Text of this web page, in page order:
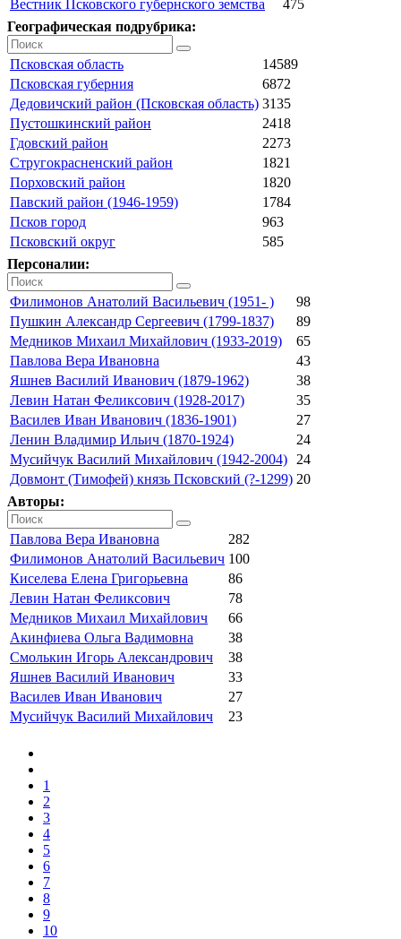
Вестник Псковского губернского земства
475
Географическая подрубрика:
Псковская область
14589
Псковская губерния
6872
Дедовичский район (Псковская область) 3135
Пустошкинский район
2418
Гдовский район
2273
Стругокрасненский район
1821
Порховский район
1820
Павский район (1946-1959)
1784
Псков город
963
Псковский округ
585
Персоналии:
Филимонов Анатолий Васильевич (1951- )
98
Пушкин Александр Сергеевич (1799-1837)
89
Медников Михаил Михайлович (1933-2019)
65
Павлова Вера Ивановна
43
Яшнев Василий Иванович (1879-1962)
38
Левин Натан Феликсович (1928-2017)
35
Василев Иван Иванович (1836-1901)
27
Ленин Владимир Ильич (1870-1924)
24
Мусийчук Василий Михайлович (1942-2004)
24
Довмонт (Тимофей) князь Псковский (?-1299) 20
Авторы:
Павлова Вера Ивановна
282
Филимонов Анатолий Васильевич 100
Киселева Елена Григорьевна
86
Левин Натан Феликсович
78
Медников Михаил Михайлович
66
Акинфиева Ольга Вадимовна
38
Смолькин Игорь Александрович
38
Яшнев Василий Иванович
33
Василев Иван Иванович
27
Мусийчук Василий Михайлович
23
1
2
3
4
5
6
7
8
9
10